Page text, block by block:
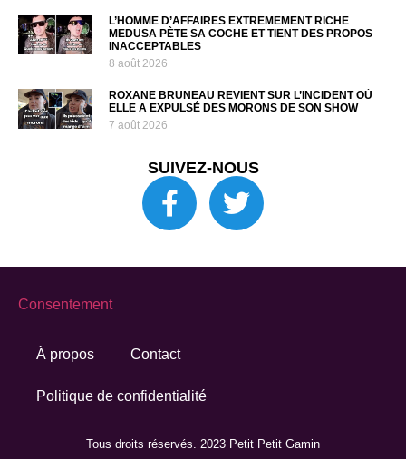
L’HOMME D’AFFAIRES EXTRÊMEMENT RICHE
MEDUSA PÈTE SA COCHE ET TIENT DES PROPOS
INACCEPTABLES
8 août 2026
ROXANE BRUNEAU REVIENT SUR L’INCIDENT OÙ
ELLE A EXPULSÉ DES MORONS DE SON SHOW
7 août 2026
SUIVEZ-NOUS
Tous droits réservés. 2023 Petit Petit Gamin
À propos Contact
Politique de confidentialité
Consentement